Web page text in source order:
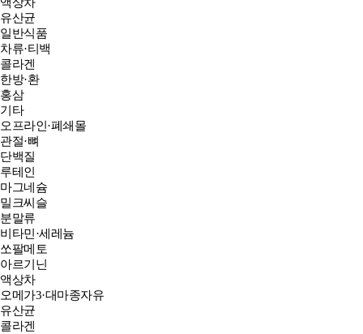
액상차
유산균
일반식품
차류·티백
콜라겐
한방·환
홍삼
기타
오프라인·폐쇄몰
관절·뼈
단백질
루테인
마그네슘
밀크씨슬
분말류
비타민·세레늄
쏘팔메토
아르기닌
액상차
오메가3·대마종자유
유산균
콜라겐